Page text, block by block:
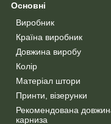
Основні
Виробник
Країна виробник
Довжина виробу
Колір
Матеріал штори
Принти, візерунки
Рекомендована
карниза